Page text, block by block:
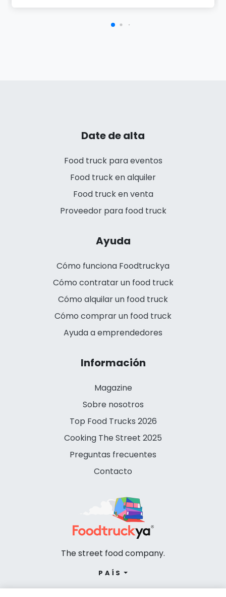
Date de alta
Food truck para eventos
Food truck en alquiler
Food truck en venta
Proveedor para food truck
Ayuda
Cómo funciona Foodtruckya
Cómo contratar un food truck
Cómo alquilar un food truck
Cómo comprar un food truck
Ayuda a emprendedores
Información
Magazine
Sobre nosotros
Top Food Trucks 2026
Cooking The Street 2025
Preguntas frecuentes
Contacto
The street food company.
PAÍS